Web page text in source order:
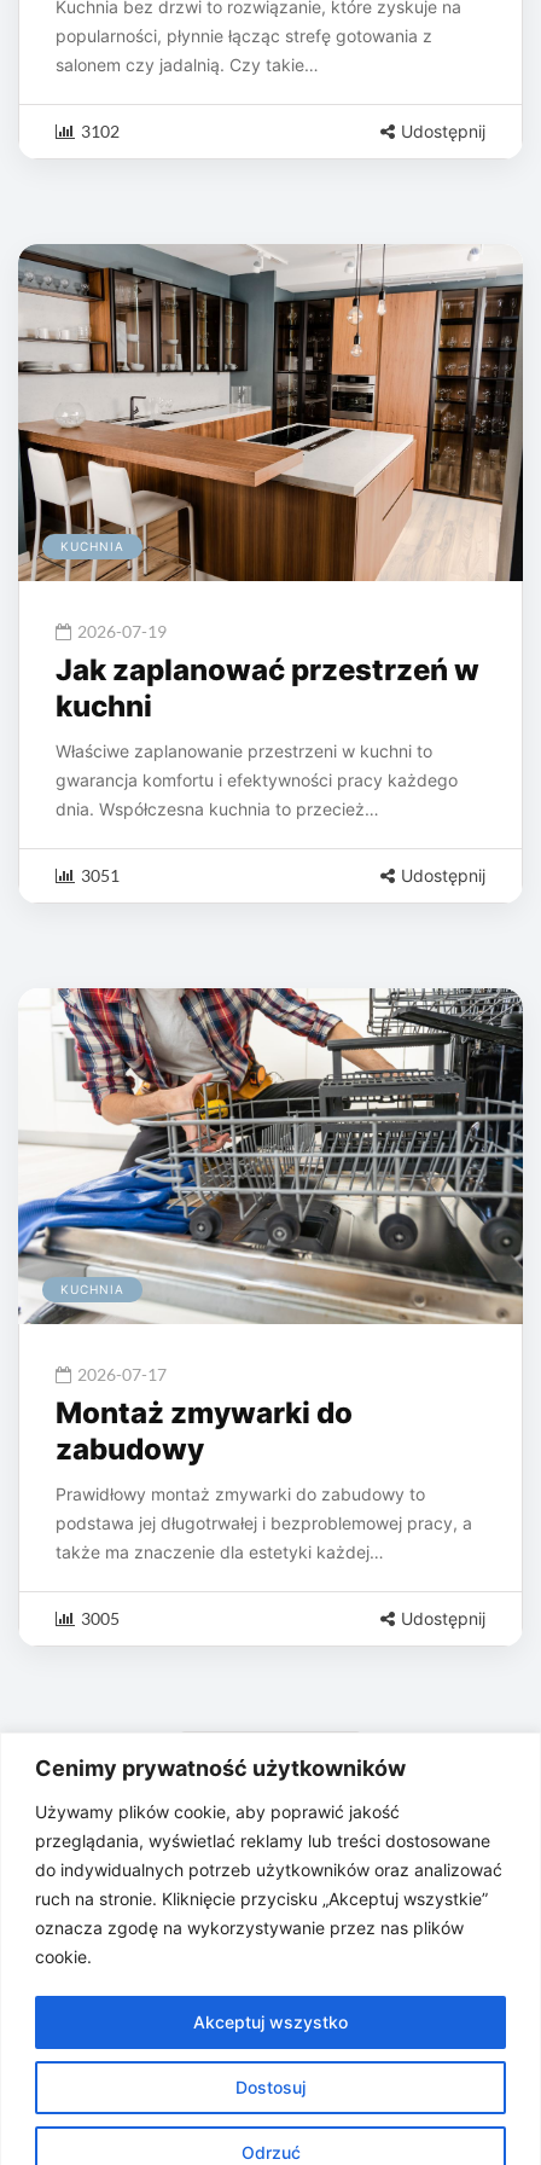
Cenimy prywatność użytkowników
Używamy plików cookie, aby poprawić jakość
przeglądania, wyświetlać reklamy lub treści dostosowane
do indywidualnych potrzeb użytkowników oraz analizować
ruch na stronie. Kliknięcie przycisku „Akceptuj wszystkie”
oznacza zgodę na wykorzystywanie przez nas plików
cookie.
Dostosuj
Odrzuć
Akceptuj wszystko
Kuchnia bez drzwi to rozwiązanie, które zyskuje na
popularności, płynnie łącząc strefę gotowania z
salonem czy jadalnią. Czy takie…
3102 Udostępnij
KUCHNIA
2026-07-19
Jak zaplanować przestrzeń w
kuchni
Właściwe zaplanowanie przestrzeni w kuchni to
gwarancja komfortu i efektywności pracy każdego
dnia. Współczesna kuchnia to przecież…
3051 Udostępnij
KUCHNIA
2026-07-17
Montaż zmywarki do
zabudowy
Prawidłowy montaż zmywarki do zabudowy to
podstawa jej długotrwałej i bezproblemowej pracy, a
także ma znaczenie dla estetyki każdej…
3005 Udostępnij
1 2 »
Kategorie
Dom 19